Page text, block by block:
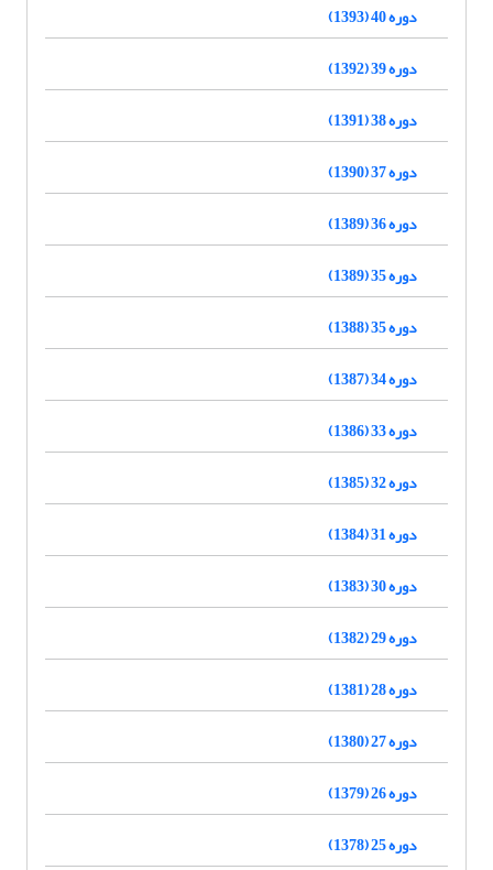
دوره 40 (1393)
دوره 39 (1392)
دوره 38 (1391)
دوره 37 (1390)
دوره 36 (1389)
دوره 35 (1389)
دوره 35 (1388)
دوره 34 (1387)
دوره 33 (1386)
دوره 32 (1385)
دوره 31 (1384)
دوره 30 (1383)
دوره 29 (1382)
دوره 28 (1381)
دوره 27 (1380)
دوره 26 (1379)
دوره 25 (1378)